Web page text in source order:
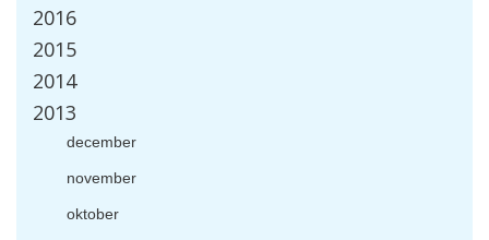
2016
2015
2014
2013
december
november
oktober